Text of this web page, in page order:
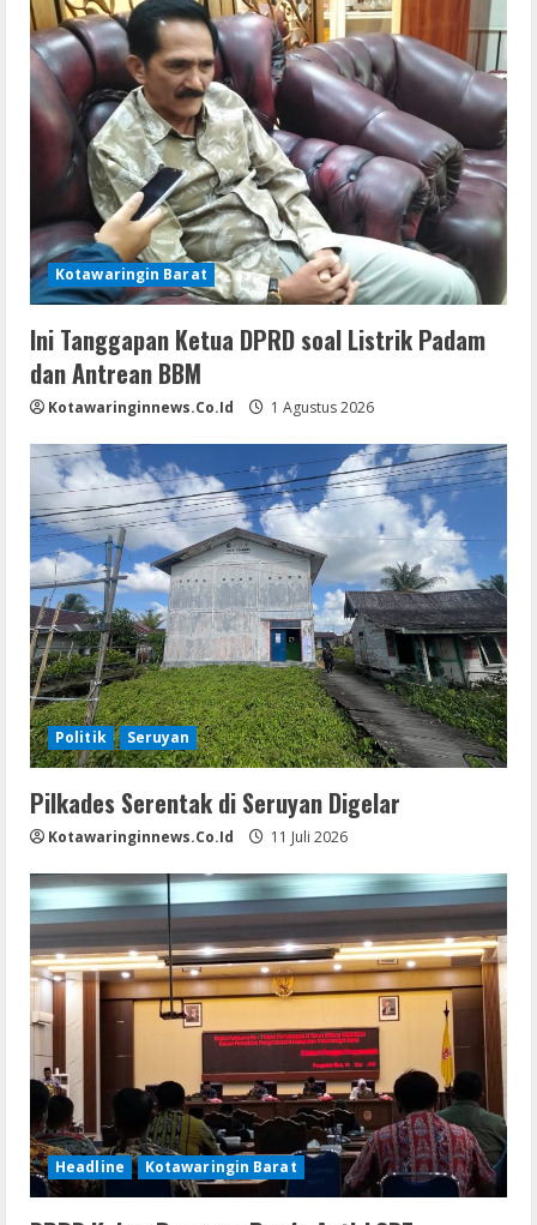
Kotawaringin Barat
Ini Tanggapan Ketua DPRD soal Listrik Padam
dan Antrean BBM
Kotawaringinnews.co.id 1 Agustus 2026
Politik Seruyan
Pilkades Serentak di Seruyan Digelar
Kotawaringinnews.co.id 11 Juli 2026
Headline Kotawaringin Barat